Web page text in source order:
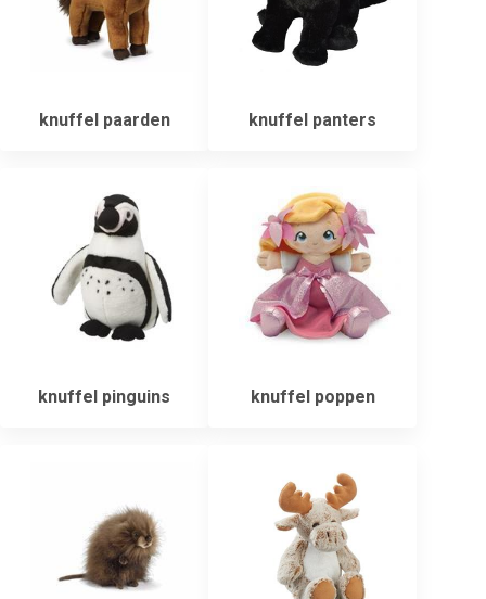
knuffel paarden knuffel panters
knuffel pinguins knuffel poppen